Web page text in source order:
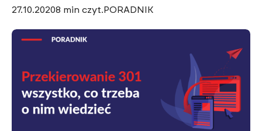
27.10.20208 min czyt. PORADNIK